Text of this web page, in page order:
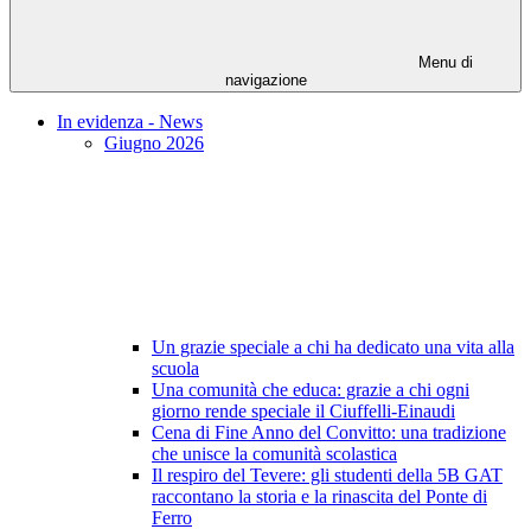
Menu di
navigazione
In evidenza - News
Giugno 2026
Un grazie speciale a chi ha dedicato una vita alla
scuola
Una comunità che educa: grazie a chi ogni
giorno rende speciale il Ciuffelli-Einaudi
Cena di Fine Anno del Convitto: una tradizione
che unisce la comunità scolastica
Il respiro del Tevere: gli studenti della 5B GAT
raccontano la storia e la rinascita del Ponte di
Ferro